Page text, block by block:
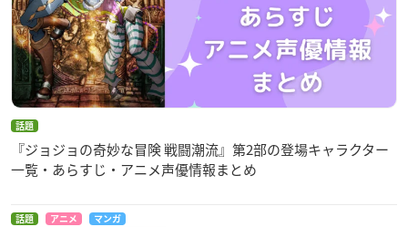
話題
『ジョジョの奇妙な冒険 戦闘潮流』第2部の登場キャラクター
一覧・あらすじ・アニメ声優情報まとめ
話題 アニメ マンガ